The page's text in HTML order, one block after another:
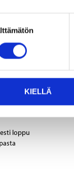
KIELLÄ
musta
loppu